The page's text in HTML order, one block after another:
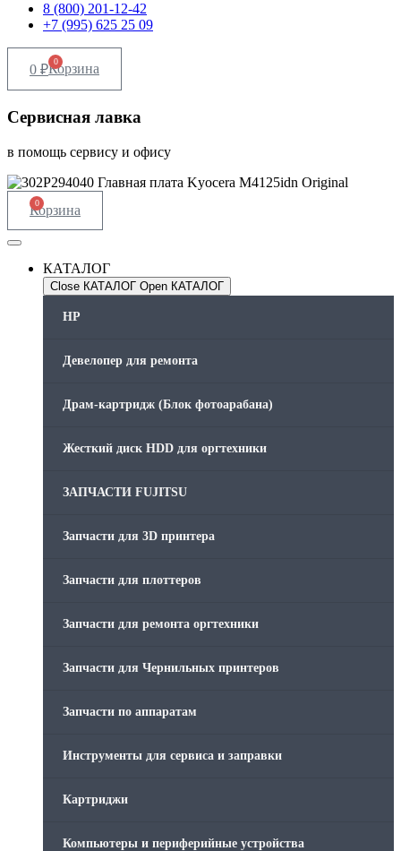
8 (800) 201-12-42
+7 (995) 625 25 09
0 ₽
0
Корзина
Сервисная лавка
в помощь сервису и офису
0
Корзина
КАТАЛОГ
Close КАТАЛОГ Open КАТАЛОГ
HP
Девелопер для ремонта
Драм-картридж (Блок фотоарабана)
Жесткий диск HDD для оргтехники
ЗАПЧАСТИ FUJITSU
Запчасти для 3D принтера
Запчасти для плоттеров
Запчасти для ремонта оргтехники
Запчасти для Чернильных принтеров
Запчасти по аппаратам
Инструменты для сервиса и заправки
Картриджи
Компьютеры и периферийные устройства